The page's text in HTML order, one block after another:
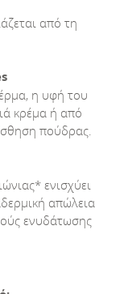
από τη
η υφή του
κρέμα ή από
πούδρας.
ενισχύει
απώλεια
ενυδάτωσης